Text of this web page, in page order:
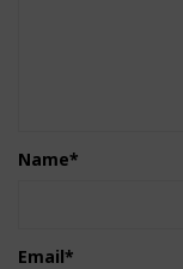
Name*
Email*